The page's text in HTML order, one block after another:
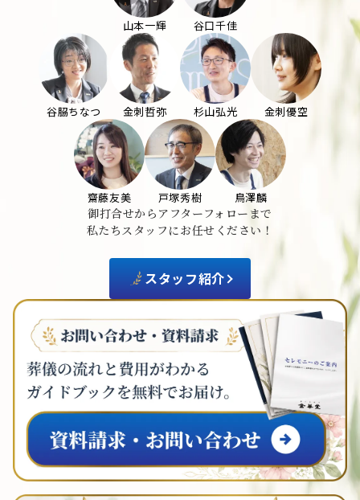
山本一輝 谷口千佳
谷𦚰ちなつ 金刺哲弥 杉山弘光 金刺優空
齋藤友美 戸塚秀樹 鳥澤麟
御打合せからアフターフォローまで
私たちスタッフにお任せください！
スタッフ紹介